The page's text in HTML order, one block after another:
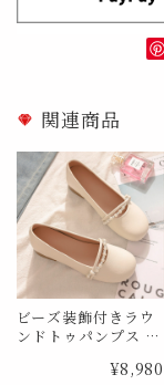
関連商品
ビーズ装飾付きラウ
ンドトゥパンプス M
¥8,980